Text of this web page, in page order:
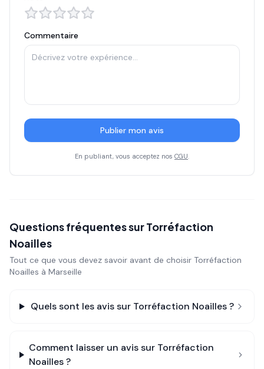
Commentaire
Publier mon avis
En publiant, vous acceptez nos CGU.
Questions fréquentes surTorréfaction
Noailles
Tout ce que vous devez savoir avant de choisir Torréfaction
Noailles à Marseille
Quels sont les avis sur Torréfaction Noailles?
Comment laisser un avis sur Torréfaction
Noailles?